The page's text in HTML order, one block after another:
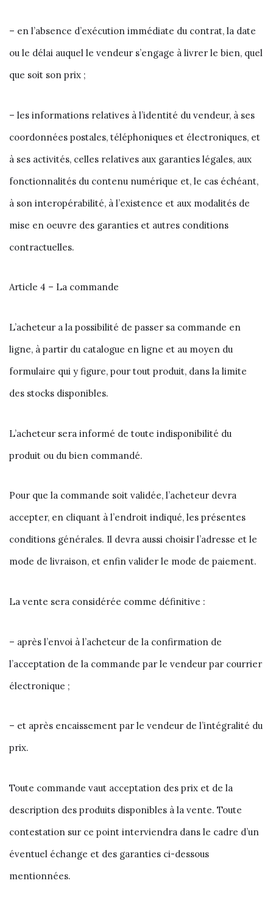
– en l’absence d’exécution immédiate du contrat, la date
ou le délai auquel le vendeur s’engage à livrer le bien, quel
que soit son prix ;
– les informations relatives à l’identité du vendeur, à ses
coordonnées postales, téléphoniques et électroniques, et
à ses activités, celles relatives aux garanties légales, aux
fonctionnalités du contenu numérique et, le cas échéant,
à son interopérabilité, à l’existence et aux modalités de
mise en oeuvre des garanties et autres conditions
contractuelles.
Article 4 – La commande
L’acheteur a la possibilité de passer sa commande en
ligne, à partir du catalogue en ligne et au moyen du
formulaire qui y figure, pour tout produit, dans la limite
des stocks disponibles.
L’acheteur sera informé de toute indisponibilité du
produit ou du bien commandé.
Pour que la commande soit validée, l’acheteur devra
accepter, en cliquant à l’endroit indiqué, les présentes
conditions générales. Il devra aussi choisir l’adresse et le
mode de livraison, et enfin valider le mode de paiement.
La vente sera considérée comme définitive :
– après l’envoi à l’acheteur de la confirmation de
l’acceptation de la commande par le vendeur par courrier
électronique ;
– et après encaissement par le vendeur de l’intégralité du
prix.
Toute commande vaut acceptation des prix et de la
description des produits disponibles à la vente. Toute
contestation sur ce point interviendra dans le cadre d’un
éventuel échange et des garanties ci-dessous
mentionnées.